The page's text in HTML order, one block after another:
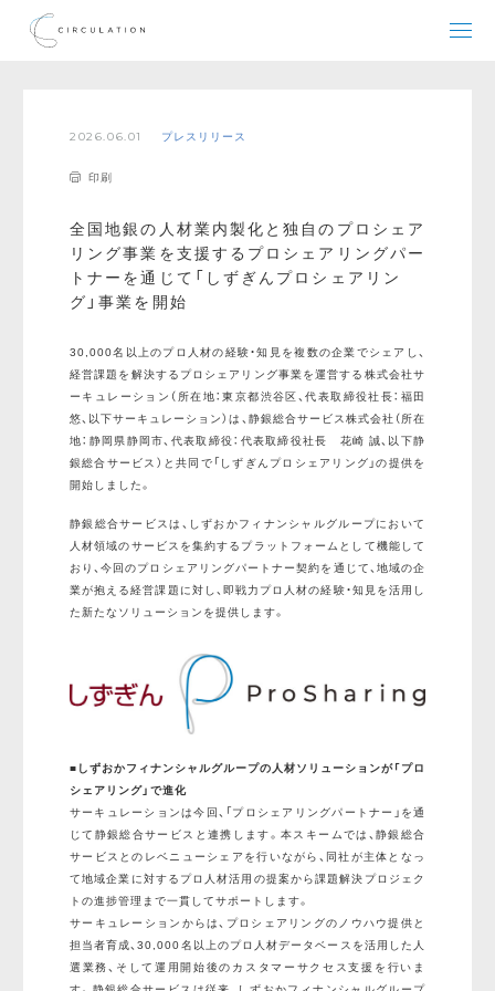
2026.06.01 プレスリリース
印刷
全国地銀の人材業内製化と独自のプロシェア
リング事業を支援するプロシェアリングパー
トナーを通じて「しずぎんプロシェアリン
グ」事業を開始
30,000名以上のプロ人材の経験・知見を複数の企業でシェアし、
経営課題を解決するプロシェアリング事業を運営する株式会社サ
ーキュレーション（所在地：東京都渋谷区、代表取締役社長：福田
悠、以下サーキュレーション）は、静銀総合サービス株式会社（所在
地：静岡県静岡市、代表取締役：代表取締役社長 花崎 誠、以下静
銀総合サービス）と共同で「しずぎんプロシェアリング」の提供を
開始しました。
静銀総合サービスは、しずおかフィナンシャルグループにおいて
人材領域のサービスを集約するプラットフォームとして機能して
おり、今回のプロシェアリングパートナー契約を通じて、地域の企
業が抱える経営課題に対し、即戦力プロ人材の経験・知見を活用し
た新たなソリューションを提供します。
■しずおかフィナンシャルグループの人材ソリューションが「プロ
シェアリング」で進化
サーキュレーションは今回、「プロシェアリングパートナー」を通
じて静銀総合サービスと連携します。本スキームでは、静銀総合
サービスとのレベニューシェアを行いながら、同社が主体となっ
て地域企業に対するプロ人材活用の提案から課題解決プロジェク
トの進捗管理まで一貫してサポートします。
サーキュレーションからは、プロシェアリングのノウハウ提供と
担当者育成、30,000名以上のプロ人材データベースを活用した人
選業務、そして運用開始後のカスタマーサクセス支援を行いま